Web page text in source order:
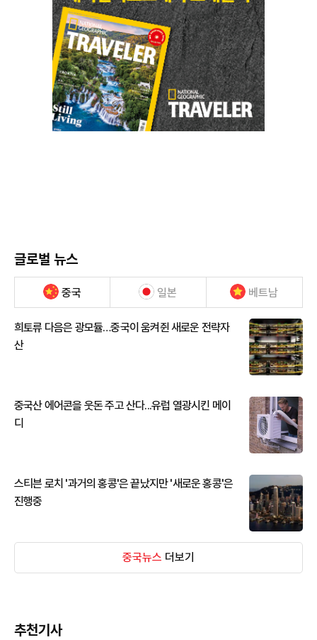
글로벌 뉴스
중국 일본 베트남
희토류 다음은 광모듈…중국이 움켜쥔 새로운 전략자
산
중국산 에어콘을 웃돈 주고 산다...유럽 열광시킨 메이
디
스티븐 로치 '과거의 홍콩'은 끝났지만 '새로운 홍콩'은
진행중
중국뉴스 더보기
추천기사